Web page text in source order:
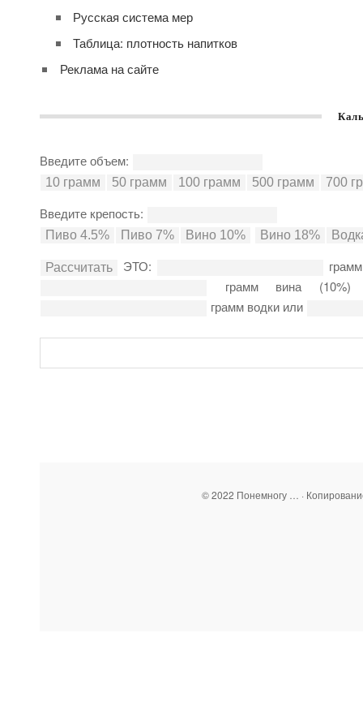
Русская система мер
Таблица: плотность напитков
Реклама на сайте
Введите объем:
Введите крепость:
ЭТО:
грамм вина
грамм водки или
© 2022 Понемногу … ·